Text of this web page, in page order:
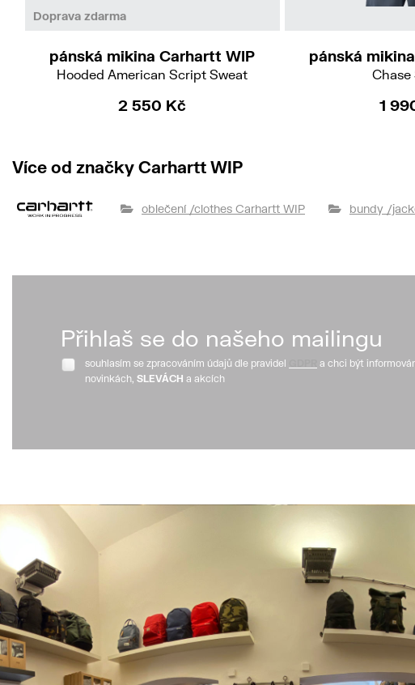
Doprava zdarmaM
pánská mikina Carhartt WIP
Hooded American Script Sweat
2 550 Kč
pánská
Chase
1
Více od značky Carhartt WIP
oblečení /clothes Carhartt WIP bundy /
Přihlaš se do našeho mailingu
souhlasím se zpracováním údajů dle pravidel
a chci být
novinkách, SLEVÁCH a akcích